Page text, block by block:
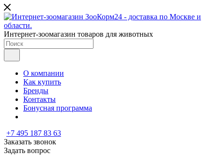
Интернет-зоомагазин товаров для животных
О компании
Как купить
Бренды
Контакты
Бонусная программа
+7 495 187 83 63
Заказать звонок
Задать вопрос